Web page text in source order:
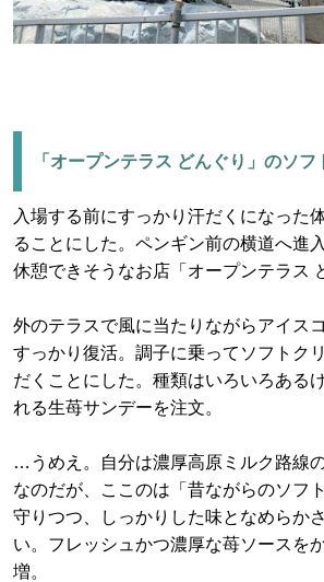
「オープンテラス どんぐり」のソ
入場する前にすっかり汗だくになった
ることにした。ペンギン前の横道へ進
休憩できそうなお店「オープンテラス
外のテラスで風に当たりながらアイス
すっかり復活。調子に乗ってソフトク
だくことにした。種類はいろいろある
れる生苺サンデーを注文。
…うめえ。自分は濃厚高原ミルク路線
なのだが、ここのは「昔ながらのソフ
守りつつ、しっかりした味となめらか
い。フレッシュかつ濃厚な苺ソースを
増。